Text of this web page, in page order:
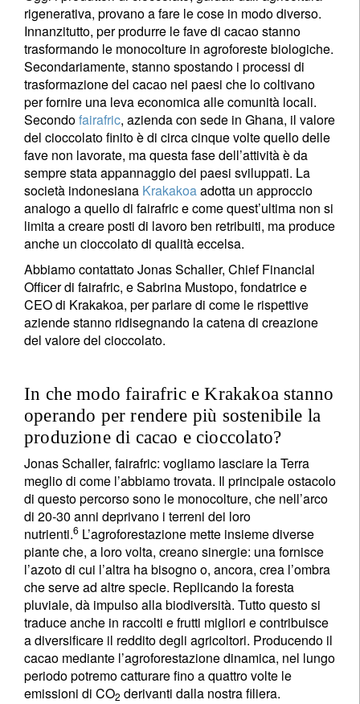
rigenerativa, provano a fare le cose in modo diverso.
Innanzitutto, per produrre le fave di cacao stanno
trasformando le monocolture in agroforeste biologiche.
Secondariamente, stanno spostando i processi di
trasformazione del cacao nei paesi che lo coltivano
per fornire una leva economica alle comunità locali.
Secondofairafric, azienda con sede in Ghana, il valore
del cioccolato finito è di circa cinque volte quello delle
fave non lavorate, ma questa fase dell’attività è da
sempre stata appannaggio dei paesi sviluppati. La
società indonesiana Krakakoaadotta un approccio
analogo a quello di fairafric e come quest’ultima non si
limita a creare posti di lavoro ben retribuiti, ma produce
anche un cioccolato di qualità eccelsa.
Abbiamo contattato Jonas Schaller, Chief Financial
Officer di fairafric, e Sabrina Mustopo, fondatrice e
CEO di Krakakoa, per parlare di come le rispettive
aziende stanno ridisegnando la catena di creazione
del valore del cioccolato.
In che modo fairafric e Krakakoa stanno
operando per rendere più sostenibile la
produzione di cacao e cioccolato?
Jonas Schaller, fairafric: vogliamo lasciare la Terra
meglio di come l’abbiamo trovata. Il principale ostacolo
di questo percorso sono le monocolture, che nell’arco
di 20-30 anni deprivano i terreni dei loro
nutrienti.6 L’agroforestazione mette insieme diverse
piante che, a loro volta, creano sinergie: una fornisce
l’azoto di cui l’altra ha bisogno o, ancora, crea l’ombra
che serve ad altre specie. Replicando la foresta
pluviale, dà impulso alla biodiversità. Tutto questo si
traduce anche in raccolti e frutti migliori e contribuisce
a diversificare il reddito degli agricoltori. Producendo il
cacao mediante l’agroforestazione dinamica, nel lungo
periodo potremo catturare fino a quattro volte le
emissioni di CO2 derivanti dalla nostra filiera.